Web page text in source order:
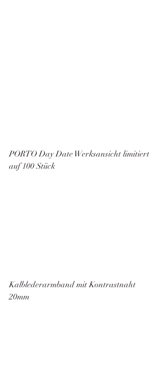
PORTO Day Date Werksansicht limitiert
auf 100 Stück
Kalblederarmband mit Kontrastnaht
20mm